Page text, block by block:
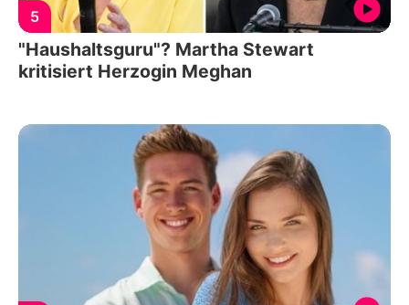
5
"Haushaltsguru"? Martha Stewart
kritisiert Herzogin Meghan